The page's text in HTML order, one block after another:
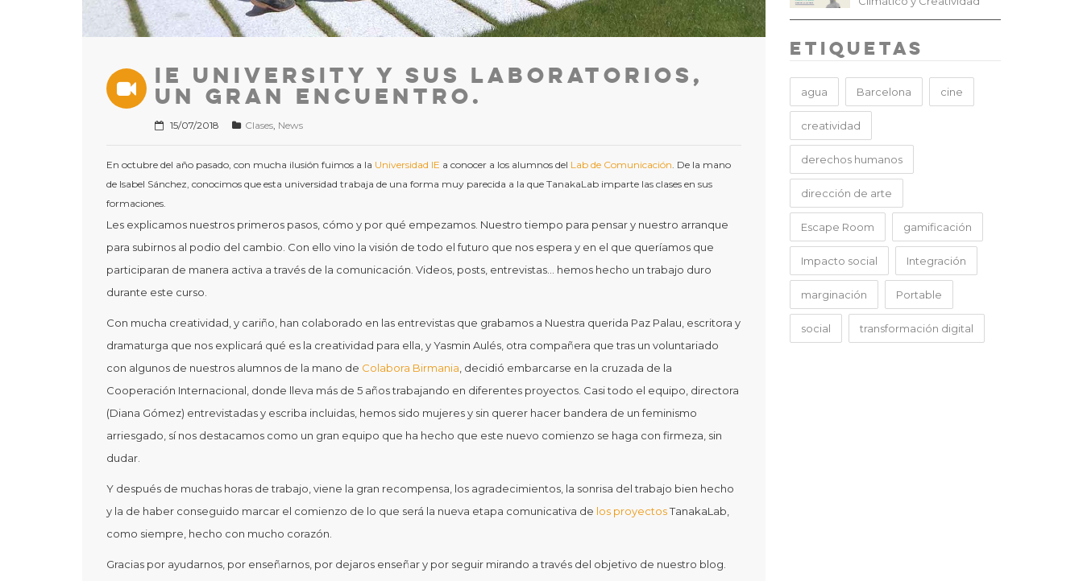
IE University y sus laboratorios,
un gran encuentro.
15/07/2018 Clases News
En octubre del año pasado, con mucha ilusión fuimos a la Universidad IE a conocer a los alumnos del Lab de Comunicación . De la mano
de Isabel Sánchez, conocimos que esta universidad trabaja de una forma muy parecida a la que TanakaLab imparte las clases en sus
formaciones.
Les explicamos nuestros primeros pasos, cómo y por qué empezamos. Nuestro tiempo para pensar y nuestro arranque
para subirnos al podio del cambio. Con ello vino la visión de todo el futuro que nos espera y en el que queríamos que
participaran de manera activa a través de la comunicación. Videos, posts, entrevistas… hemos hecho un trabajo duro
durante este curso.
Con mucha creatividad, y cariño, han colaborado en las entrevistas que grabamos a Nuestra querida Paz Palau, escritora y
dramaturga que nos explicará qué es la creatividad para ella, y Yasmin Aulés, otra compañera que tras un voluntariado
con algunos de nuestros alumnos de la mano de Colabora Birmania , decidió embarcarse en la cruzada de la
Cooperación Internacional, donde lleva más de 5 años trabajando en diferentes proyectos. Casi todo el equipo, directora
(Diana Gómez) entrevistadas y escriba incluidas, hemos sido mujeres y sin querer hacer bandera de un feminismo
arriesgado, sí nos destacamos como un gran equipo que ha hecho que este nuevo comienzo se haga con firmeza, sin
dudar.
Y después de muchas horas de trabajo, viene la gran recompensa, los agradecimientos, la sonrisa del trabajo bien hecho
y la de haber conseguido marcar el comienzo de lo que será la nueva etapa comunicativa de los proyectosTanakaLab,
como siempre, hecho con mucho corazón.
Gracias por ayudarnos, por enseñarnos, por dejaros enseñar y por seguir mirando a través del objetivo de nuestro blog.
Etiquetas
agua Barcelona cine
creatividad
derechos humanos
dirección de arte
Escape Room gamificación
Impacto social Integración
marginación Portable
social transformación digital